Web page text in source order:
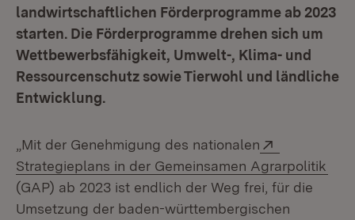
landwirtschaftlichen Förderprogramme ab 2023
starten. Die Förderprogramme drehen sich um
Wettbewerbsfähigkeit, Umwelt-, Klima- und
Ressourcenschutz sowie Tierwohl und ländliche
Entwicklung.
„Mit der Genehmigung des nationalen
Strategieplans in der Gemeinsamen Agrarpolitik
(GAP) ab 2023 ist endlich der Weg frei, für die
Umsetzung der baden-württembergischen